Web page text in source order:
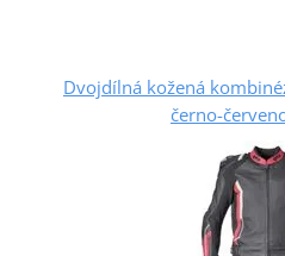
Dvojdílná kožená
černo-